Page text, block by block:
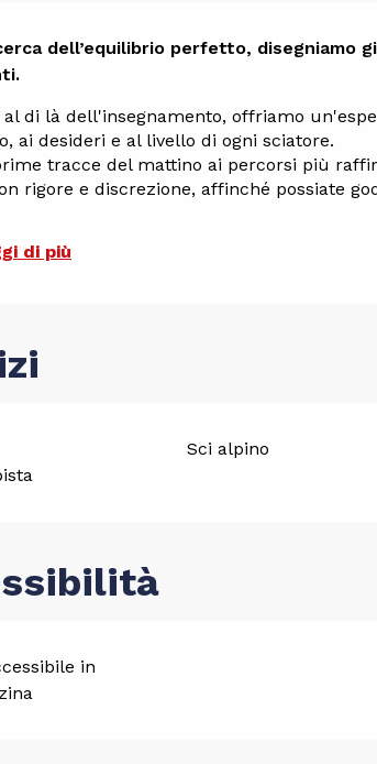
dell’equilibrio perfetto, disegniamo
al di là dell'insegnamento, offriamo
ai desideri e al livello di ogni sciatore.
tracce del mattino ai percorsi più
rigore e discrezione, affinché possiate
di più
Sci alpino
in